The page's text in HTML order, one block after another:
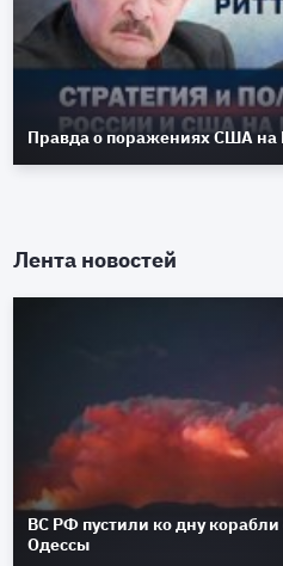
Правда о поражениях США на
Лента новостей
ВС РФ пустили ко дну корабли
Одессы